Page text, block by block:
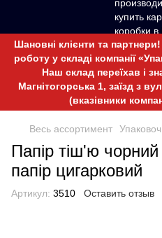
Шановні клієнти та
роботу у складі компанії
Наш склад переїхав і
Магнітогорська 1, заїзд з
(вказівники
Весь ассортимент
Папір тіш'ю
папір цигарковий
Артикул: 3510 Оставить отзыв